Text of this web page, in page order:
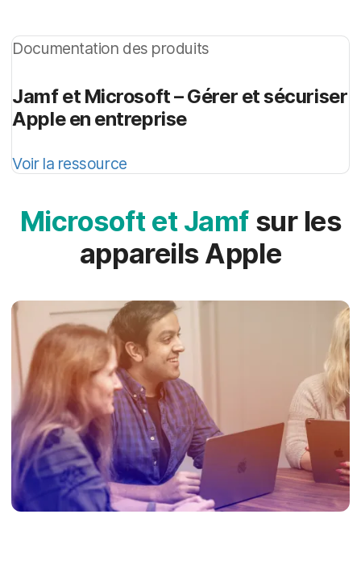
Documentation des produits
Jamf et Microsoft – Gérer et sécuriser
Apple en entreprise
Voir la ressource
Microsoft et Jamfsur les
appareils Apple